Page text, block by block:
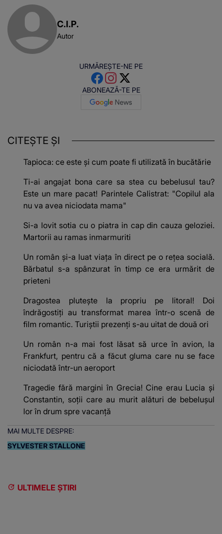
C.I.P.
Autor
URMĂREȘTE-NE PE
ABONEAZĂ-TE PE
CITEȘTE ȘI
Tapioca: ce este și cum poate fi utilizată în bucătărie
Ti-ai angajat bona care sa stea cu bebelusul tau?
Este un mare pacat! Parintele Calistrat: "Copilul ala
nu va avea niciodata mama"
Si-a lovit sotia cu o piatra in cap din cauza geloziei.
Martorii au ramas inmarmuriti
Un român și-a luat viața în direct pe o reţea socială.
Bărbatul s-a spânzurat în timp ce era urmărit de
prieteni
Dragostea plutește la propriu pe litoral! Doi
îndrăgostiți au transformat marea într-o scenă de
film romantic. Turiștii prezenți s-au uitat de două ori
Un român n-a mai fost lăsat să urce în avion, la
Frankfurt, pentru că a făcut gluma care nu se face
niciodată într-un aeroport
Tragedie fără margini în Grecia! Cine erau Lucia și
Constantin, soții care au murit alături de bebelușul
lor în drum spre vacanță
MAI MULTE DESPRE:
SYLVESTER STALLONE
ULTIMELE ȘTIRI